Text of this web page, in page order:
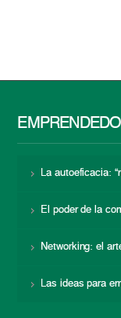
La autoeficacia:
El poder de la
Networking: el
Las ideas para